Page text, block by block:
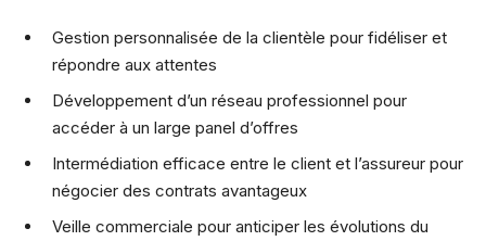
Gestion personnalisée de la clientèle pour fidéliser et
répondre aux attentes
Développement d’un réseau professionnel pour
accéder à un large panel d’offres
Intermédiation efficace entre le client et l’assureur pour
négocier des contrats avantageux
Veille commerciale pour anticiper les évolutions du